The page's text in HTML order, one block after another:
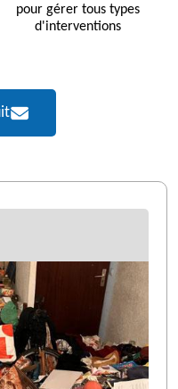
pour gérer tous types
d'interventions